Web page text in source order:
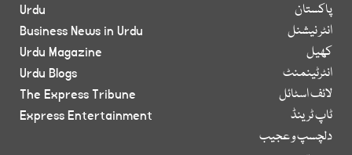
پاکستان
انٹر نیشنل
کھیل
انٹرٹینمنٹ
لائف اسٹائل
ٹاپ ٹرینڈ
دلچسپ و عجیب
Urdu
Business News in Urdu
Urdu Magazine
Urdu Blogs
The Express Tribune
Express Entertainment